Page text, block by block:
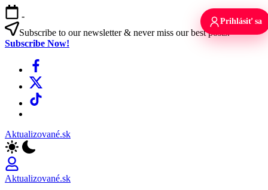
Skip
to
content
-
Subscribe to our newsletter & never miss our best posts.
Subscribe Now!
Facebook
X
TikTok
Aktualizované.sk
Aktualizované.sk
Prihlásiť sa